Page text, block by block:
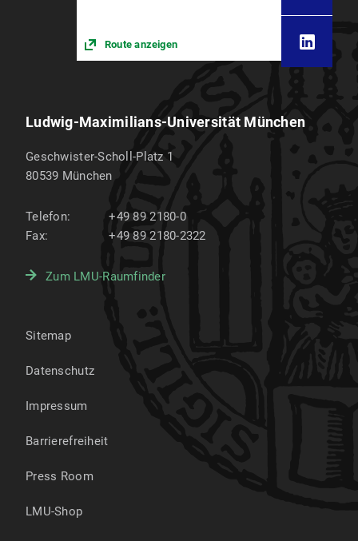
Route anzeigen
Ludwig-Maximilians-Universität München
Geschwister-Scholl-Platz 1
80539 München
Telefon:
+49 89 2180-0
Fax:
+49 89 2180-2322
Zum LMU-Raumfinder
Sitemap
Datenschutz
Impressum
Barrierefreiheit
Press Room
LMU-Shop